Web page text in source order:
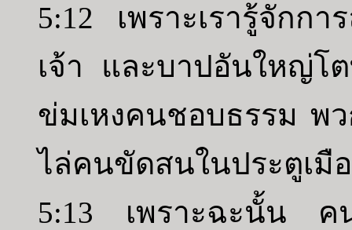
5:12 เพราะเรารู้จักก
เจ้า และบาปอันใหญ่โ
ข่มเหงคนชอบธรรม พ
ไล่คนขัดสนในประตูเมื
5:13 เพราะฉะนั้น คน